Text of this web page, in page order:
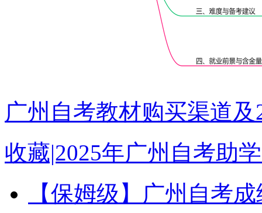
广州自考教材购买渠道
收藏|2025年广州自考助
【保姆级】广州自考